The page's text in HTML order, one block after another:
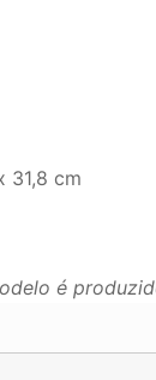
31,8 cm
é